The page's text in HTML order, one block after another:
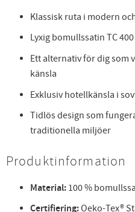
Klassisk ruta i modern
Lyxig bomullssatin TC
Ett alternativ för dig som
känsla
Exklusiv hotellkänsla i
Tidlös design som
traditionella miljöer
Produktinformation
Material: 100 %
Certifiering:Oeko-Tex®